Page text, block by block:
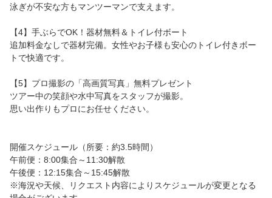
泳ぎが不安な方もマンツーマンで支えます。
【4】手ぶらでOK！器材無料＆トイレ付ボート
追加料金なしで器材完備。女性やお子様も安心のトイレ付きボー
トで快適です。
【5】プロ撮影の「高画質写真」無料プレゼント
ツアー中の笑顔や水中写真をスタッフが撮影。
思い出作りもプロにお任せください。
開催スケジュール（所要：約3.5時間）
午前便：8:00集合～11:30解散
午後便：12:15集合～15:45解散
※海況や天候、リクエスト内容によりスケジュールが変更となる